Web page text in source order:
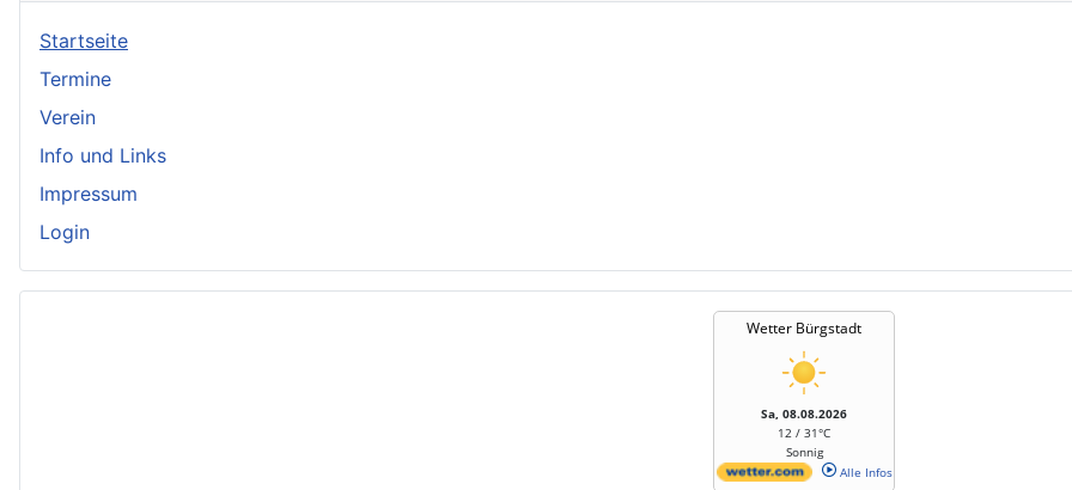
Startseite
Termine
Verein
Info und Links
Impressum
Login
Wetter Bürgstadt
Sa, 08.08.2026
12 / 31°C
Sonnig
Alle Infos